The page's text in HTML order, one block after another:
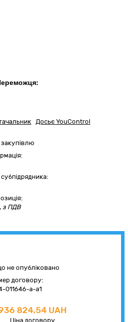
Досьє YouControl
з ПДВ
не опубліковано
договору:
011646-a-a1
824,54 UAH
Ціна договору